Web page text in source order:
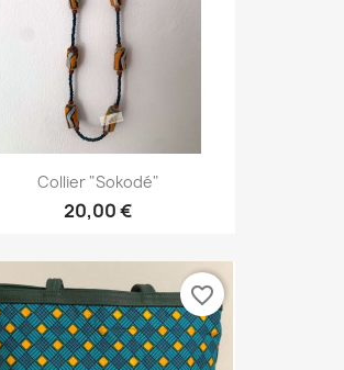
Collier "Sokodé"
20,00 €
favorite_border